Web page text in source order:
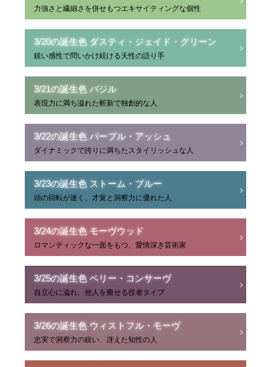
力強さと繊細さを併せもつエキサイティングな個性
3/20の誕生色 ダスティ・ジェイド・グリーン
鋭い感性で問いかけ続ける天性の語り手
3/21の誕生色 バジル
表現力に満ち溢れた斬新で独創的な人
3/22の誕生色 パープル・アッシュ
ダイナミックで誇りに満ちたスタイリッシュな人
3/23の誕生色 ストーム・ブルー
頭の回転が速く、才覚と洞察力に優れた人
3/24の誕生色 モーヴウッド
ロマンティックな一面をもつ、愛情深き芸術家
3/25の誕生色 ベリー・コンサーヴ
自立心に溢れ、他人を癒せる役者タイプ
3/26の誕生色 ウィストフル・モーヴ
忠実で洞察力の鋭い、冴えた知性の人